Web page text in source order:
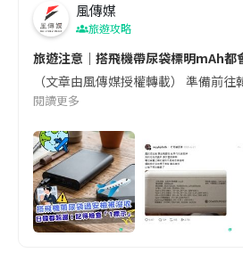
風傳媒
旅遊攻略
旅遊注意｜搭飛機帶尿袋標明mAh
（文章由風傳媒授權轉載） 準備前
閱讀更多